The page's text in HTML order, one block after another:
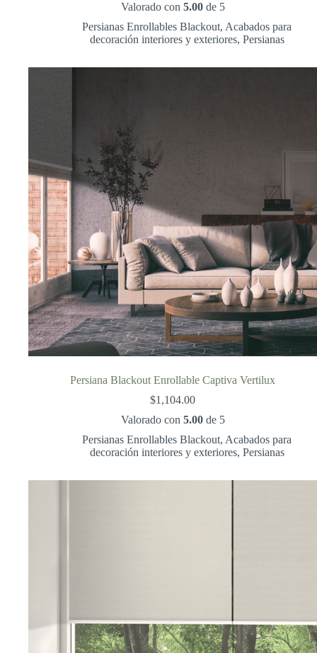
Valorado con 5.00de 5
Persianas Enrollables Blackout, Acabados para
decoración interiores y exteriores, Persianas
Persiana Blackout Enrollable Captiva Vertilux
$1,104.00
Valorado con 5.00de 5
Persianas Enrollables Blackout, Acabados para
decoración interiores y exteriores, Persianas